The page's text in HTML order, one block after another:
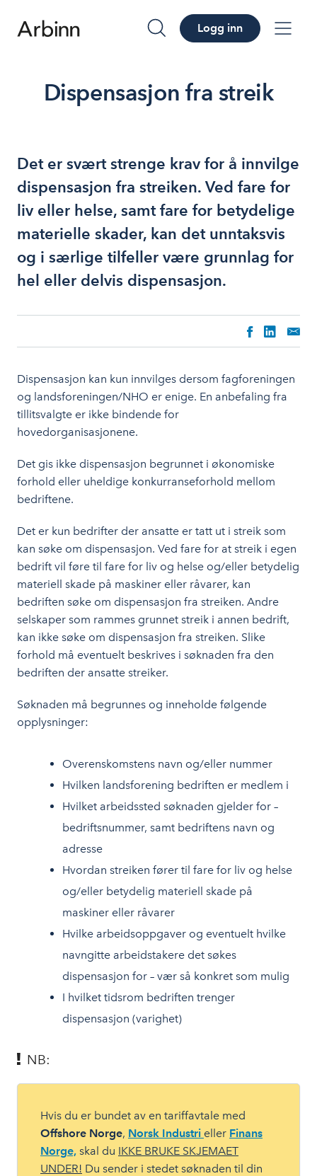
søk Logg inn
Dispensasjon fra streik
Det er svært strenge krav for å innvilge
dispensasjon fra streiken. Ved fare for
liv eller helse, samt fare for betydelige
materielle skader, kan det unntaksvis
og i særlige tilfeller være grunnlag for
hel eller delvis dispensasjon.
Dispensasjon kan kun innvilges dersom fagforeningen
og landsforeningen/NHO er enige. En anbefaling fra
tillitsvalgte er ikke bindende for
hovedorganisasjonene.
Det gis ikke dispensasjon begrunnet i økonomiske
forhold eller uheldige konkurranseforhold mellom
bedriftene.
Det er kun bedrifter der ansatte er tatt ut i streik som
kan søke om dispensasjon. Ved fare for at streik i egen
bedrift vil føre til fare for liv og helse og/eller betydelig
materiell skade på maskiner eller råvarer, kan
bedriften søke om dispensasjon fra streiken. Andre
selskaper som rammes grunnet streik i annen bedrift,
kan ikke søke om dispensasjon fra streiken. Slike
forhold må eventuelt beskrives i søknaden fra den
bedriften der ansatte streiker.
Søknaden må begrunnes og inneholde følgende
opplysninger:
Overenskomstens navn og/eller nummer
Hvilken landsforening bedriften er medlem i
Hvilket arbeidssted søknaden gjelder for –
bedriftsnummer, samt bedriftens navn og
adresse
Hvordan streiken fører til fare for liv og helse
og/eller betydelig materiell skade på
maskiner eller råvarer
Hvilke arbeidsoppgaver og eventuelt hvilke
navngitte arbeidstakere det søkes
dispensasjon for – vær så konkret som mulig
I hvilket tidsrom bedriften trenger
dispensasjon (varighet)
NB:
Hvis du er bundet av en tariffavtale med
Offshore Norge, Norsk Industri eller Finans
Norge, skal du IKKE BRUKE SKJEMAET
UNDER! Du sender i stedet søknaden til din